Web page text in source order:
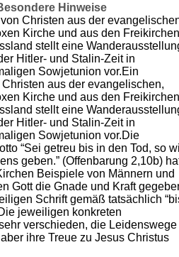
Hinweise
Christen aus der
Kirche und aus den Freikirchen
stellt eine
Hitler- und Stalin-Zeit in
Sowjetunion vor.Ein
aus der evangelischen,
Kirche und aus den Freikirchen
stellt eine
Hitler- und Stalin-Zeit in
Sowjetunion vor.Die
“Sei getreu bis in den Tod, so
geben.” (Offenbarung 2,10b)
Beispiele von Männern und
Gott die Gnade und Kraft
Schrift gemäß tatsächlich
jeweiligen konkreten
verschieden, die Leidenswege
ihre Treue zu Jesus Christus